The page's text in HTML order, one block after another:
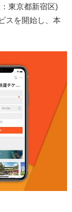
東京都新宿区)
スを開始し、本